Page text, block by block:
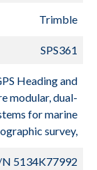
Trimble
SPS361
Heading and
modular, dual-
for marine
survey,
N 5134K77992